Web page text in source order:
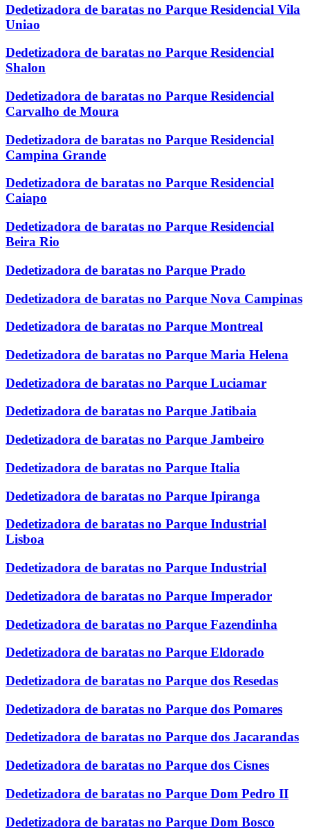
Dedetizadora de baratas no Parque Residencial Vila
Uniao
Dedetizadora de baratas no Parque Residencial
Shalon
Dedetizadora de baratas no Parque Residencial
Carvalho de Moura
Dedetizadora de baratas no Parque Residencial
Campina Grande
Dedetizadora de baratas no Parque Residencial
Caiapo
Dedetizadora de baratas no Parque Residencial
Beira Rio
Dedetizadora de baratas no Parque Prado
Dedetizadora de baratas no Parque Nova Campinas
Dedetizadora de baratas no Parque Montreal
Dedetizadora de baratas no Parque Maria Helena
Dedetizadora de baratas no Parque Luciamar
Dedetizadora de baratas no Parque Jatibaia
Dedetizadora de baratas no Parque Jambeiro
Dedetizadora de baratas no Parque Italia
Dedetizadora de baratas no Parque Ipiranga
Dedetizadora de baratas no Parque Industrial
Lisboa
Dedetizadora de baratas no Parque Industrial
Dedetizadora de baratas no Parque Imperador
Dedetizadora de baratas no Parque Fazendinha
Dedetizadora de baratas no Parque Eldorado
Dedetizadora de baratas no Parque dos Resedas
Dedetizadora de baratas no Parque dos Pomares
Dedetizadora de baratas no Parque dos Jacarandas
Dedetizadora de baratas no Parque dos Cisnes
Dedetizadora de baratas no Parque Dom Pedro II
Dedetizadora de baratas no Parque Dom Bosco